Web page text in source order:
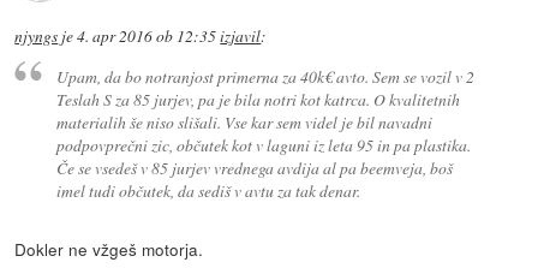
njyngs je4. apr 2016 ob 12:35izjavil:
Upam, da bo notranjost primerna za 40k€ avto. Sem se vozil v 2
Teslah S za 85 jurjev, pa je bila notri kot katrca. O kvalitetnih
materialih še niso slišali. Vse kar sem videl je bil navadni
podpovprečni zic, občutek kot v laguni iz leta 95 in pa plastika.
Če se vsedeš v 85 jurjev vrednega avdija al pa beemveja, boš
imel tudi občutek, da sediš v avtu za tak denar.
Dokler ne vžgeš motorja.